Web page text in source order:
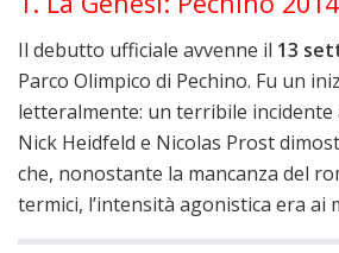
Il debutto ufficiale avvenne il 13
Parco Olimpico di Pechino. Fu un
letteralmente: un terribile incidente
Nick Heidfeld e Nicolas Prost
che, nonostante la mancanza del
termici, l’intensità agonistica era ai